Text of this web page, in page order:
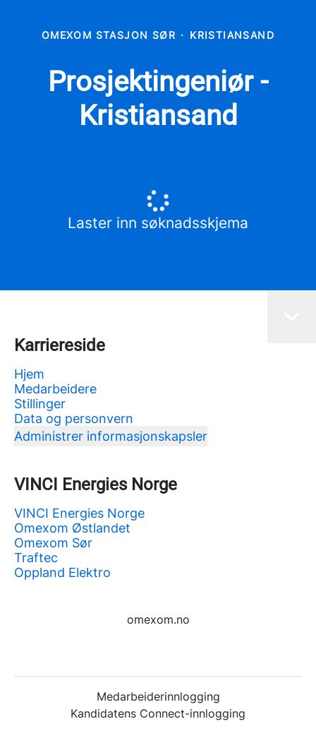
OMEXOM STASJON SØR · KRISTIANSAND
Prosjektingeniør -
Kristiansand
Laster inn søknadsskjema
Karriereside
Hjem
Medarbeidere
Stillinger
Data og personvern
Administrer informasjonskapsler
VINCI Energies Norge
VINCI Energies Norge
Omexom Østlandet
Omexom Sør
Traftec
Oppland Elektro
omexom.no
Medarbeiderinnlogging
Kandidatens Connect-innlogging